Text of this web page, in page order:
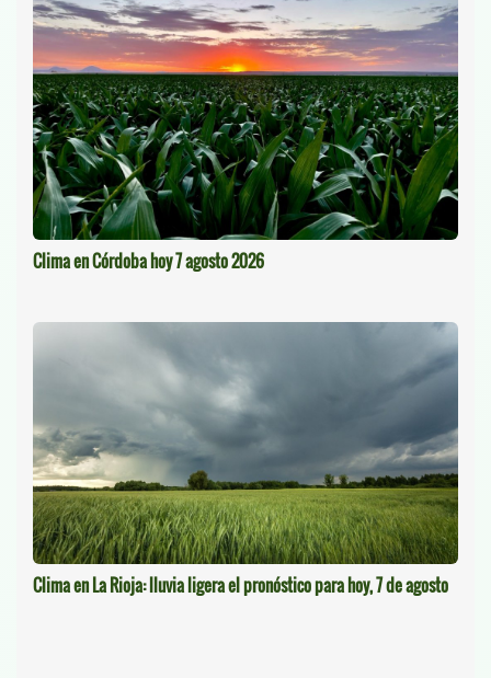
Clima en Córdoba hoy 7 agosto 2026
Clima en La Rioja: lluvia ligera el pronóstico para hoy, 7 de agosto